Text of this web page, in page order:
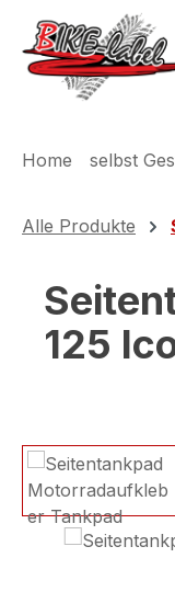
Hauptinhalt
Zur Suche springen
Zur
Home selbst
Alle Produkte
125
Bildergalerie